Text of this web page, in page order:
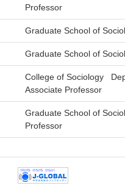
Professor
Graduate School of
Graduate School of
College of Sociology
Associate Professor
Graduate School of
Professor